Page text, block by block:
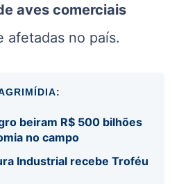
aves comerciais
afetadas no país.
beiram R$ 500 bilhões
no campo
Industrial recebe Troféu